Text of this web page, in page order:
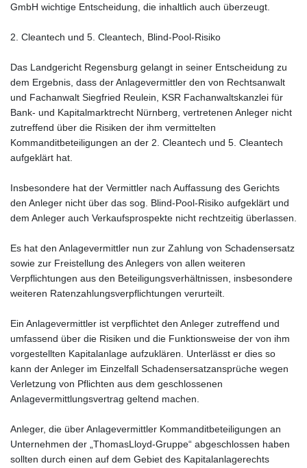
GmbH wichtige Entscheidung, die inhaltlich auch überzeugt.
2. Cleantech und 5. Cleantech, Blind-Pool-Risiko
Das Landgericht Regensburg gelangt in seiner Entscheidung zu
dem Ergebnis, dass der Anlagevermittler den von Rechtsanwalt
und Fachanwalt Siegfried Reulein, KSR Fachanwaltskanzlei für
Bank- und Kapitalmarktrecht Nürnberg, vertretenen Anleger nicht
zutreffend über die Risiken der ihm vermittelten
Kommanditbeteiligungen an der 2. Cleantech und 5. Cleantech
aufgeklärt hat.
Insbesondere hat der Vermittler nach Auffassung des Gerichts
den Anleger nicht über das sog. Blind-Pool-Risiko aufgeklärt und
dem Anleger auch Verkaufsprospekte nicht rechtzeitig überlassen.
Es hat den Anlagevermittler nun zur Zahlung von Schadensersatz
sowie zur Freistellung des Anlegers von allen weiteren
Verpflichtungen aus den Beteiligungsverhältnissen, insbesondere
weiteren Ratenzahlungsverpflichtungen verurteilt.
Ein Anlagevermittler ist verpflichtet den Anleger zutreffend und
umfassend über die Risiken und die Funktionsweise der von ihm
vorgestellten Kapitalanlage aufzuklären. Unterlässt er dies so
kann der Anleger im Einzelfall Schadensersatzansprüche wegen
Verletzung von Pflichten aus dem geschlossenen
Anlagevermittlungsvertrag geltend machen.
Anleger, die über Anlagevermittler Kommanditbeteiligungen an
Unternehmen der „ThomasLloyd-Gruppe“ abgeschlossen haben
sollten durch einen auf dem Gebiet des Kapitalanlagerechts